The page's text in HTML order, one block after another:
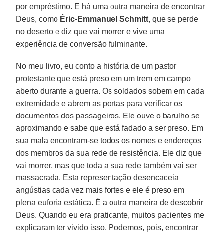
por empréstimo. E há uma outra maneira de encontrar
Deus, como Éric-Emmanuel Schmitt, que se perde
no deserto e diz que vai morrer e vive uma
experiência de conversão fulminante.
No meu livro, eu conto a história de um pastor
protestante que está preso em um trem em campo
aberto durante a guerra. Os soldados sobem em cada
extremidade e abrem as portas para verificar os
documentos dos passageiros. Ele ouve o barulho se
aproximando e sabe que está fadado a ser preso. Em
sua mala encontram-se todos os nomes e endereços
dos membros da sua rede de resistência. Ele diz que
vai morrer, mas que toda a sua rede também vai ser
massacrada. Esta representação desencadeia
angústias cada vez mais fortes e ele é preso em
plena euforia estática. É a outra maneira de descobrir
Deus. Quando eu era praticante, muitos pacientes me
explicaram ter vivido isso. Podemos, pois, encontrar